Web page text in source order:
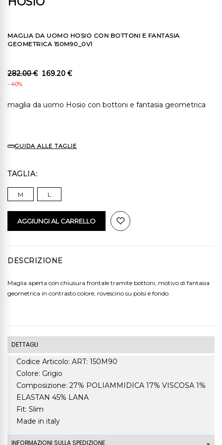
MAGLIA DA UOMO HOSIO CON BOTTONI E FANTASIA
GEOMETRICA 150M90_0V1
282.00 € 169.20 €
- 40%
maglia da uomo Hosio con bottoni e fantasia geometrica
GUIDA ALLE TAGLIE
TAGLIA
M L
AGGIUNGI AL CARRELLO
DESCRIZIONE
Maglia aperta con chiusura frontale tramite bottoni, motivo di fantasia
geometrica in contrasto colore, rovescino su polsi e fondo.
DETTAGLI
Codice Articolo: ART: 150M90
Colore: Grigio
Composizione: 27% POLIAMMIDICA 17% VISCOSA 1%
ELASTAN 45% LANA
Fit: Slim
Made in italy
INFORMAZIONI SULLA SPEDIZIONE